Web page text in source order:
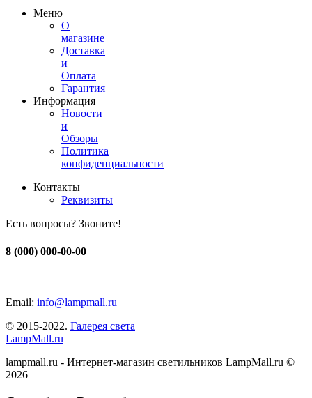
Меню
О
магазине
Доставка
и
Оплата
Гарантия
Информация
Новости
и
Обзоры
Политика
конфиденциальности
Контакты
Реквизиты
Есть вопросы? Звоните!
8 (000) 000-00-00
Email: info@lampmall.ru
© 2015-2022. Галерея света
LampMall.ru
lampmall.ru - Интернет-магазин светильников LampMall.ru ©
2026